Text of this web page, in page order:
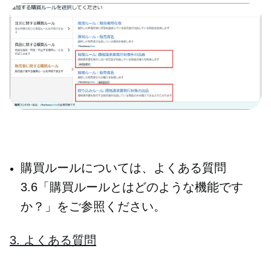
購買ルールについては、よくある質問
3.6「購買ルールとはどのような機能です
か？」をご参照ください。
3. よくある質問